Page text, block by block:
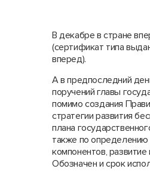
В декабре в стране
(сертификат типа
вперед).
А в предпоследний
поручений главы
помимо создания
стратегии развития
плана
также по определению
компонентов,
Обозначен и срок